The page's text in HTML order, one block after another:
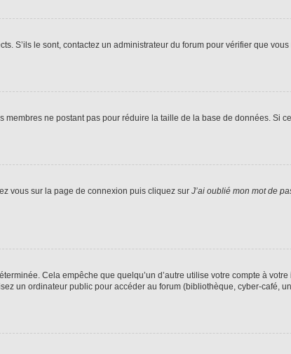
S’ils le sont, contactez un administrateur du forum pour vérifier que vous
ne postant pas pour réduire la taille de la base de données. Si
vous sur la page de connexion puis cliquez sur J’ai oublié mon mot de
Cela empêche que quelqu’un d’autre utilise votre compte à
un ordinateur public pour accéder au forum (bibliothèque, cyber-café,